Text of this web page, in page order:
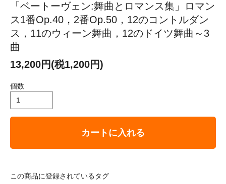
「ベートーヴェン:舞曲とロマンス集」ロマン
ス1番Op.40，2番Op.50，12のコントルダン
ス，11のウィーン舞曲，12のドイツ舞曲～3
曲
13,200円(税1,200円)
個数
カートに入れる
この商品に登録されているタグ